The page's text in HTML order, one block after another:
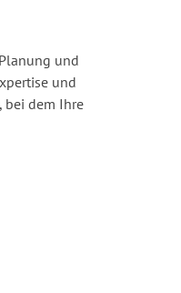
und
und
, bei dem Ihre